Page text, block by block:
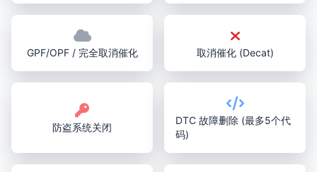
GPF/OPF / 完全取消催化 取消催化 (Decat)
防盗系统关闭
DTC 故障删除 (最多5个代
码)